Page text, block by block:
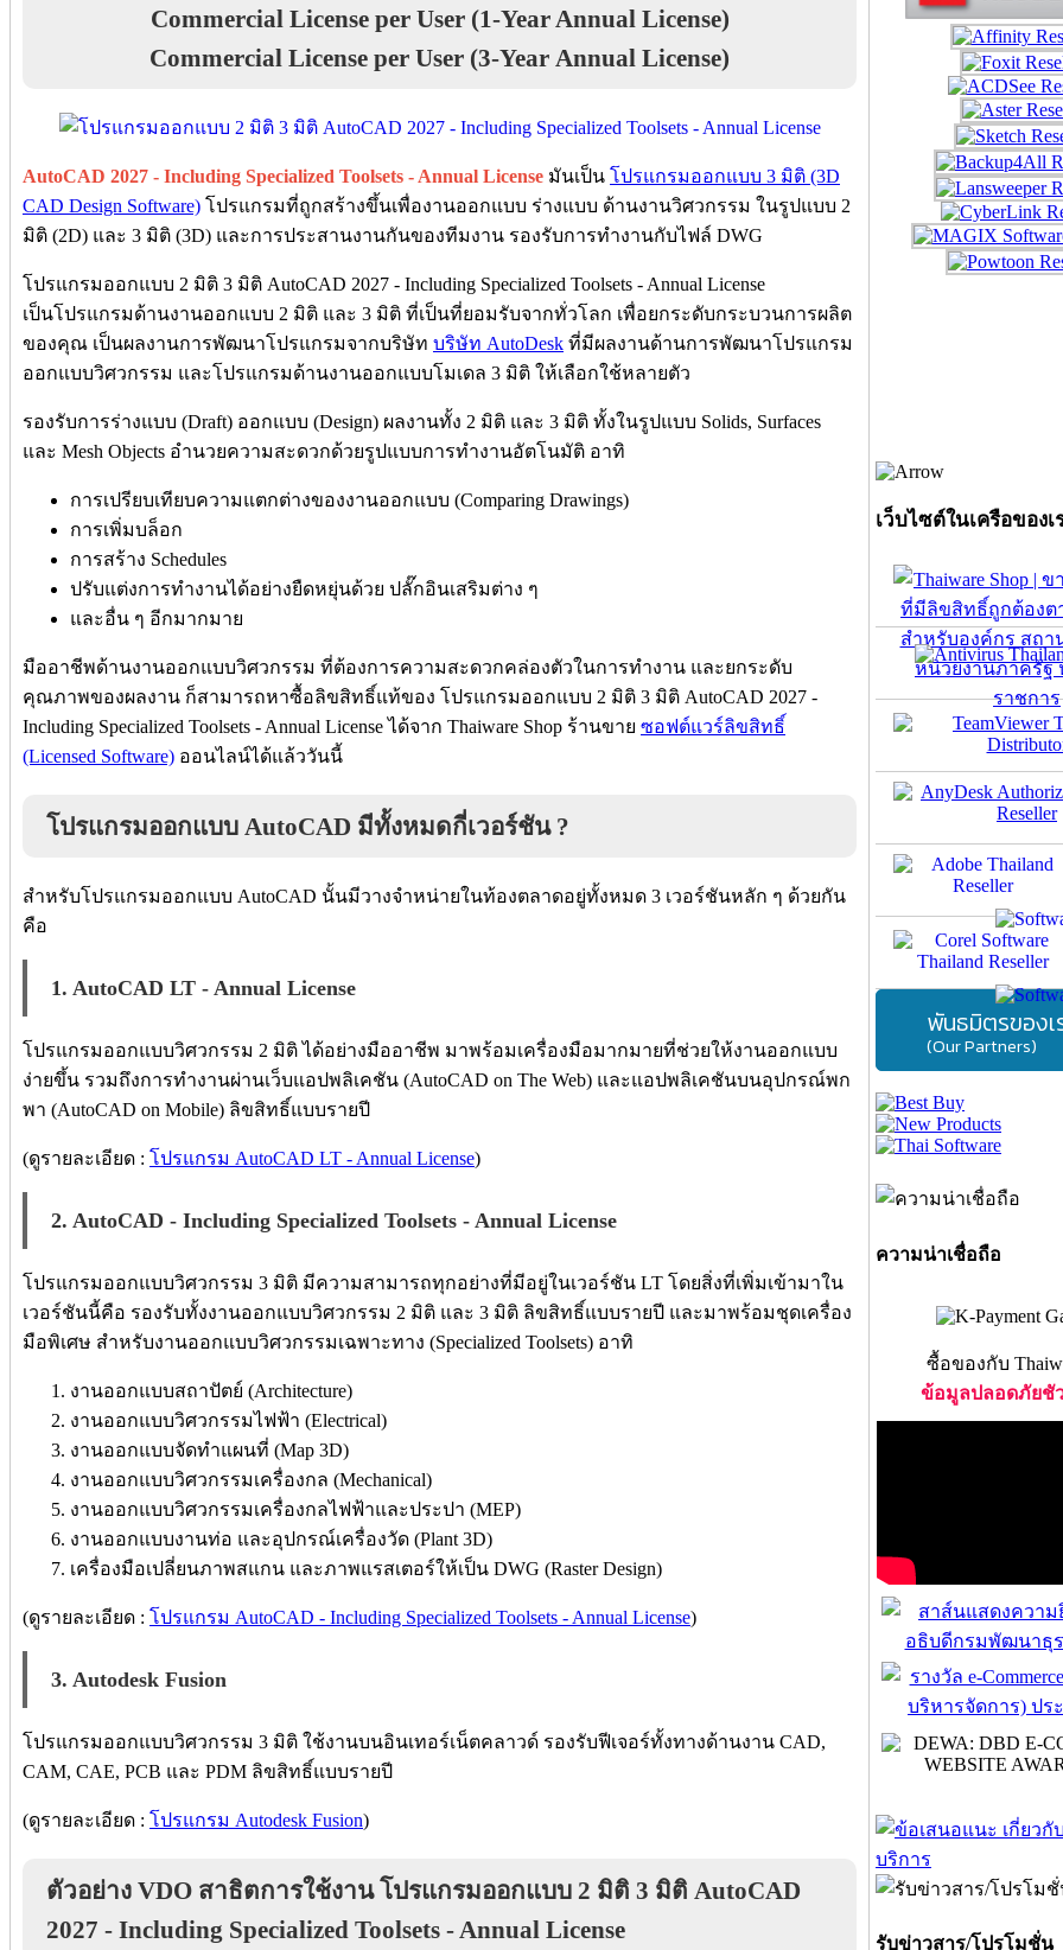
Commercial License per User (1-Year Annual License)
Commercial License per User (3-Year Annual License)
AutoCAD 2027 - Including Specialized Toolsets - Annual License มันเป็น โปรแกรมออกแบบ 3 มิติ (3D
CAD Design Software) โปรแกรมที่ถูกสร้างขึ้นเพื่องานออกแบบ ร่างแบบ ด้านงานวิศวกรรม ในรูปแบบ 2
มิติ (2D) และ 3 มิติ (3D) และการประสานงานกันของทีมงาน รองรับการทำงานกับไฟล์ DWG
โปรแกรมออกแบบ 2 มิติ 3 มิติ AutoCAD 2027 - Including Specialized Toolsets - Annual License
เป็นโปรแกรมด้านงานออกแบบ 2 มิติ และ 3 มิติ ที่เป็นที่ยอมรับจากทั่วโลก เพื่อยกระดับกระบวนการผลิต
ของคุณ เป็นผลงานการพัฒนาโปรแกรมจากบริษัท บริษัท AutoDesk ที่มีผลงานด้านการพัฒนาโปรแกรม
ออกแบบวิศวกรรม และโปรแกรมด้านงานออกแบบโมเดล 3 มิติ ให้เลือกใช้หลายตัว
รองรับการร่างแบบ (Draft) ออกแบบ (Design) ผลงานทั้ง 2 มิติ และ 3 มิติ ทั้งในรูปแบบ Solids, Surfaces
และ Mesh Objects อำนวยความสะดวกด้วยรูปแบบการทำงานอัตโนมัติ อาทิ
การเปรียบเทียบความแตกต่างของงานออกแบบ (Comparing Drawings)
การเพิ่มบล็อก
การสร้าง Schedules
ปรับแต่งการทำงานได้อย่างยืดหยุ่นด้วย ปลั๊กอินเสริมต่าง ๆ
และอื่น ๆ อีกมากมาย
มืออาชีพด้านงานออกแบบวิศวกรรม ที่ต้องการความสะดวกคล่องตัวในการทำงาน และยกระดับ
คุณภาพของผลงาน ก็สามารถหาซื้อลิขสิทธิ์แท้ของ โปรแกรมออกแบบ 2 มิติ 3 มิติ AutoCAD 2027 -
Including Specialized Toolsets - Annual License ได้จาก Thaiware Shop ร้านขาย ซอฟต์แวร์ลิขสิทธิ์
(Licensed Software) ออนไลน์ได้แล้ววันนี้
โปรแกรมออกแบบ AutoCAD มีทั้งหมดกี่เวอร์ชัน ?
สำหรับโปรแกรมออกแบบ AutoCAD นั้นมีวางจำหน่ายในท้องตลาดอยู่ทั้งหมด 3 เวอร์ชันหลัก ๆ ด้วยกัน
คือ
1. AutoCAD LT - Annual License
โปรแกรมออกแบบวิศวกรรม 2 มิติ ได้อย่างมืออาชีพ มาพร้อมเครื่องมือมากมายที่ช่วยให้งานออกแบบ
ง่ายขึ้น รวมถึงการทำงานผ่านเว็บแอปพลิเคชัน (AutoCAD on The Web) และแอปพลิเคชันบนอุปกรณ์พก
พา (AutoCAD on Mobile) ลิขสิทธิ์แบบรายปี
(ดูรายละเอียด : โปรแกรม AutoCAD LT - Annual License)
2. AutoCAD - Including Specialized Toolsets - Annual License
โปรแกรมออกแบบวิศวกรรม 3 มิติ มีความสามารถทุกอย่างที่มีอยู่ในเวอร์ชัน LT โดยสิ่งที่เพิ่มเข้ามาใน
เวอร์ชันนี้คือ รองรับทั้งงานออกแบบวิศวกรรม 2 มิติ และ 3 มิติ ลิขสิทธิ์แบบรายปี และมาพร้อมชุดเครื่อง
มือพิเศษ สำหรับงานออกแบบวิศวกรรมเฉพาะทาง (Specialized Toolsets) อาทิ
งานออกแบบสถาปัตย์ (Architecture)
งานออกแบบวิศวกรรมไฟฟ้า (Electrical)
งานออกแบบจัดทำแผนที่ (Map 3D)
งานออกแบบวิศวกรรมเครื่องกล (Mechanical)
งานออกแบบวิศวกรรมเครื่องกลไฟฟ้าและประปา (MEP)
งานออกแบบงานท่อ และอุปกรณ์เครื่องวัด (Plant 3D)
เครื่องมือเปลี่ยนภาพสแกน และภาพแรสเตอร์ให้เป็น DWG (Raster Design)
(ดูรายละเอียด : โปรแกรม AutoCAD - Including Specialized Toolsets - Annual License)
3. Autodesk Fusion
โปรแกรมออกแบบวิศวกรรม 3 มิติ ใช้งานบนอินเทอร์เน็ตคลาวด์ รองรับฟีเจอร์ทั้งทางด้านงาน CAD,
CAM, CAE, PCB และ PDM ลิขสิทธิ์แบบรายปี
(ดูรายละเอียด : โปรแกรม Autodesk Fusion)
ตัวอย่าง VDO สาธิตการใช้งาน โปรแกรมออกแบบ 2 มิติ 3 มิติ AutoCAD
2027 - Including Specialized Toolsets - Annual License
เว็บไซต์ในเครือของเ
พันธมิตรของเ
(Our Partners)
ความน่าเชื่อถือ
ซื้อของกับ
ข้อมูลปลอดภัยชัว
รับข่าวสาร/โปรโมชั่น